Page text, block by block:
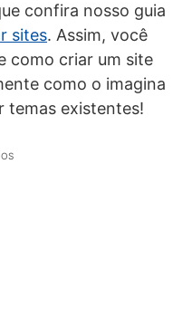
confira nosso guia
sites. Assim, você
como criar um site
como o imagina
temas existentes!